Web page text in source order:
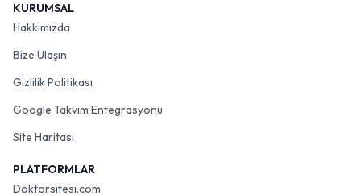
KURUMSAL
Hakkımızda
Bize Ulaşın
Gizlilik Politikası
Google Takvim Entegrasyonu
Site Haritası
PLATFORMLAR
Doktorsitesi.com